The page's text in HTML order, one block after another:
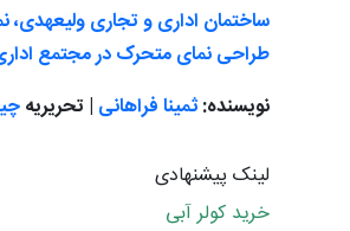
ساختمان اداری و تجاری
طراحی نمای متحرک در مجتمع
نویسنده:ثمینا فراهانی | تحریریه
لینک پیشنهادی
خرید کولر آبی